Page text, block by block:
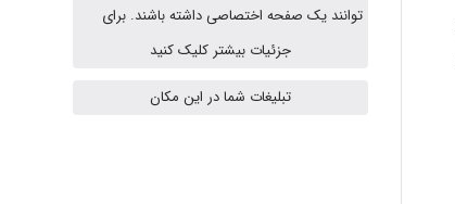
fahimeh sheibani
توانند یک صفحه اختصاصی داشته باشند. برای
جزئیات بیشتر کلیک کنید
تبلیغات شما در این مکان